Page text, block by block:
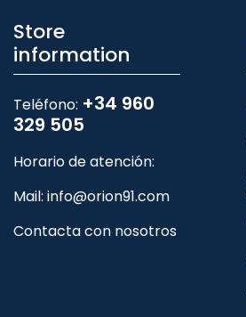
Store
information
Teléfono: +34 960
329 505
Horario de atención:
Mail: info@orion91.com
Contacta con nosotros